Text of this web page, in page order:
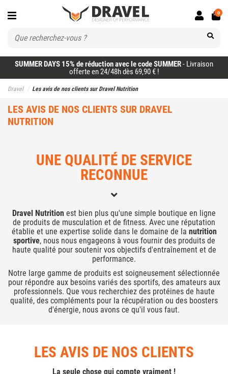
SUMMER DAYS 15% de réduction avec le code SUMMER- Livraison
offerte en 24/48h dès 69,90 € !
0
Dravel Les avis de nos clients sur Dravel Nutrition
LES AVIS DE NOS CLIENTS SUR DRAVEL
NUTRITION
UNE QUALITÉ DE SERVICE
RECONNUE
Dravel Nutrition est bien plus qu'une simple boutique en ligne
de produits de musculation et de fitness. Avec une réputation
établie et une expertise solide dans le domaine de la nutrition
sportive, nous nous engageons à vous fournir des produits de
haute qualité pour soutenir vos objectifs d'entraînement et de
performance.
Notre large gamme de produits est soigneusement sélectionnée
pour répondre aux besoins variés des sportifs, des amateurs aux
professionnels. Que vous recherchiez des protéines de haute
qualité, des compléments pour la récupération ou des boosters
d'énergie, nous avons ce qu'il vous faut.
LES AVIS DE NOS CLIENTS
La seule chose qui compte vraiment !